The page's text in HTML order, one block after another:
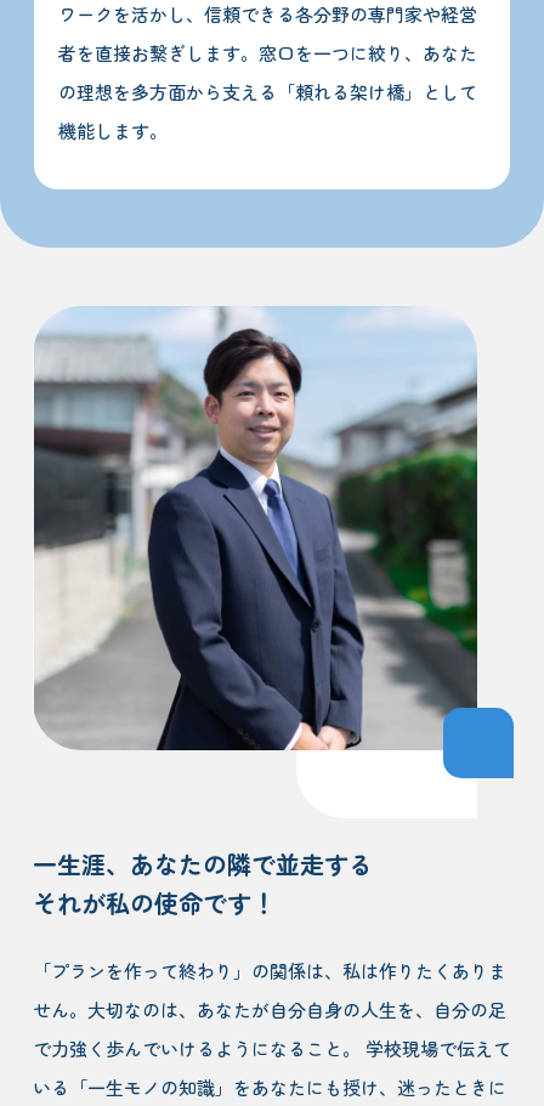
ワークを活かし、信頼できる各分野の専門家や経営
者を直接お繋ぎします。窓口を一つに絞り、あなた
の理想を多方面から支える「頼れる架け橋」として
機能します。
一生涯、あなたの隣で並走する
それが私の使命です！
「プランを作って終わり」の関係は、私は作りたくありま
せん。大切なのは、あなたが自分自身の人生を、自分の足
で力強く歩んでいけるようになること。 学校現場で伝えて
いる「一生モノの知識」をあなたにも授け、迷ったときに